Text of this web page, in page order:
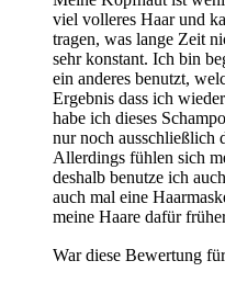
viel volleres Haar und
tragen, was lange Zeit
sehr konstant. Ich bin
ein anderes benutzt,
Ergebnis dass ich
habe ich dieses
nur noch ausschließlich
Allerdings fühlen sich
deshalb benutze ich
auch mal eine
meine Haare dafür
War diese Bewertung